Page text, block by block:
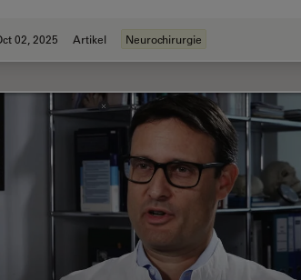
02, 2025 Artikel Neurochirurgie